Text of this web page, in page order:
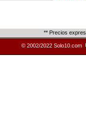
** Precios
© 2002/2022 Solo10.com